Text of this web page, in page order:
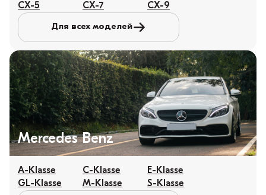
CX-5 CX-7 CX-9
Для всех моделей
Mercedes Benz
A-Klasse C-Klasse
E-Klasse
GL-Klasse
M-Klasse S-Klasse